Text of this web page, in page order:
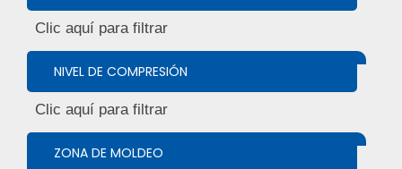
NIVEL DE COMPRESIÓN
ZONA DE MOLDEO